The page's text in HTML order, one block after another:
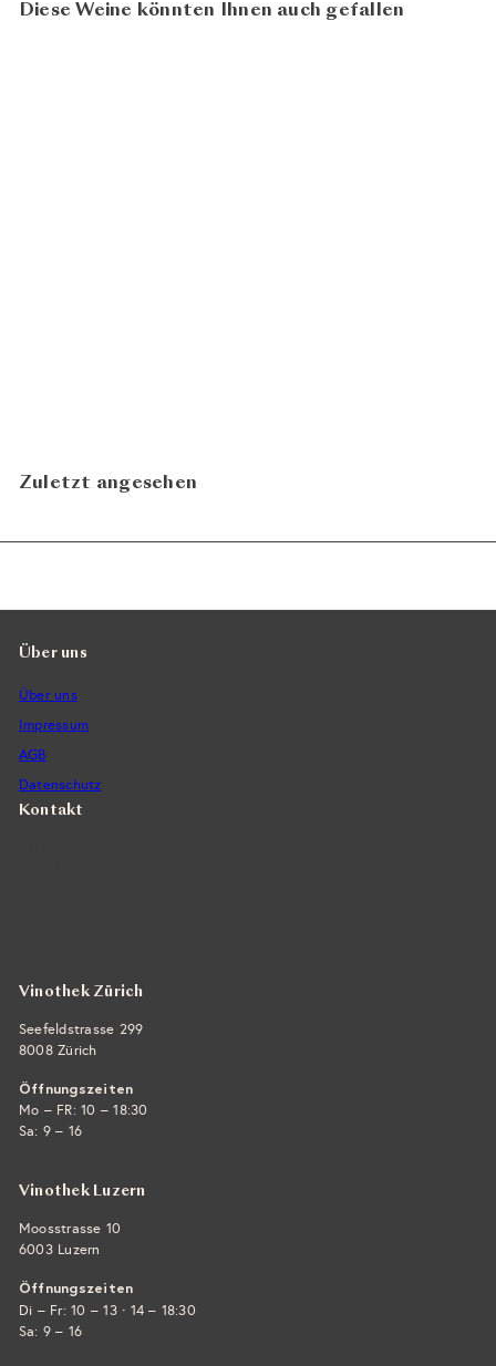
Diese Weine könnten Ihnen auch gefallen
Zuletzt angesehen
Über uns
Über uns
Impressum
AGB
Datenschutz
Kontakt
Vinothek Zürich
Seefeldstrasse 299
8008 Zürich
Öffnungszeiten
Mo – FR: 10 – 18:30
Sa: 9 – 16
Vinothek Luzern
Moosstrasse 10
6003 Luzern
Öffnungszeiten
Di – Fr: 10 – 13 · 14 – 18:30
Sa: 9 – 16